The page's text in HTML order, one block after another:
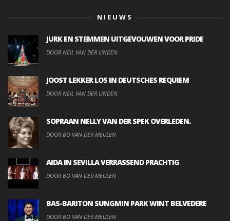
NIEUWS
JURK EN STEMMEN UITGEVOUWEN VOOR PRIDE
DOOR NEIL VAN DER LINDEN
JOOST LEKKER LOS IN DEUTSCHES REQUIEM
DOOR NEIL VAN DER LINDEN
SOPRAAN NELLY VAN DER SPEK OVERLEDEN.
DOOR BO VAN DER MEULEN
AIDA IN SEVILLA VERRASSEND PRACHTIG
DOOR BO VAN DER MEULEN
BAS-BARITON SUNGMIN PARK WINT BELVEDERE
DOOR BO VAN DER MEULEN